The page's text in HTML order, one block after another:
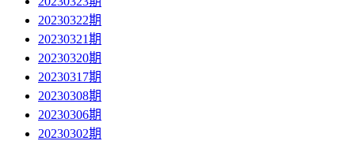
20230322期
20230321期
20230320期
20230317期
20230308期
20230306期
20230302期